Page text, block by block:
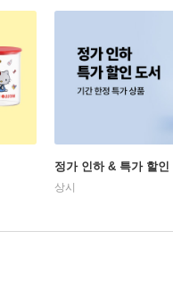
정가 인하 & 특가 할인
상시